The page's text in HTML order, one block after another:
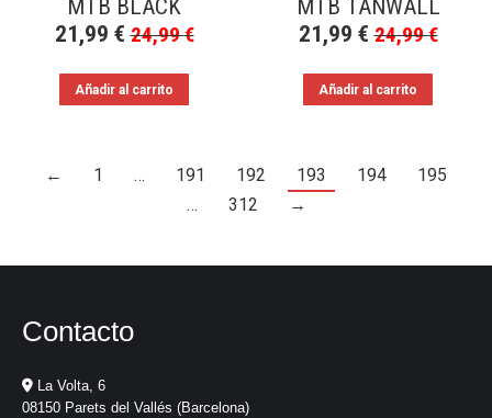
MTB BLACK
21,99 € 24,99€
Añadir al carrito
MTB TANWALL
21,99 € 24,99€
Añadir al carrito
← 1 … 191 192 193 194
195
…
312 →
Contacto
La Volta, 6
08150 Parets del Vallés (Barcelona)